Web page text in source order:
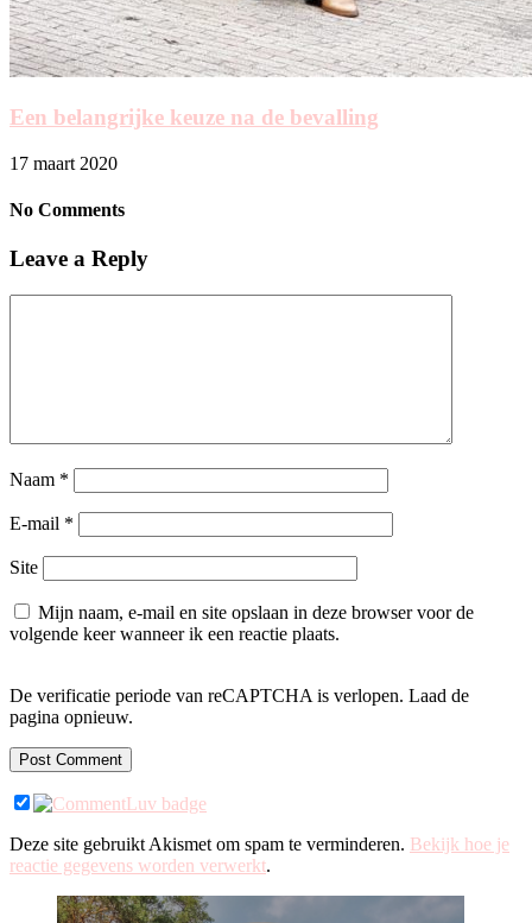
Een belangrijke keuze na de bevalling
17 maart 2020
No Comments
Leave a Reply
Naam *
E-mail *
Site
Mijn naam, e-mail en site opslaan in deze browser voor de
volgende keer wanneer ik een reactie plaats.
De verificatie periode van reCAPTCHA is verlopen. Laad de
pagina opnieuw.
Deze site gebruikt Akismet om spam te verminderen. Bekijk hoe je
reactie gegevens worden verwerkt.